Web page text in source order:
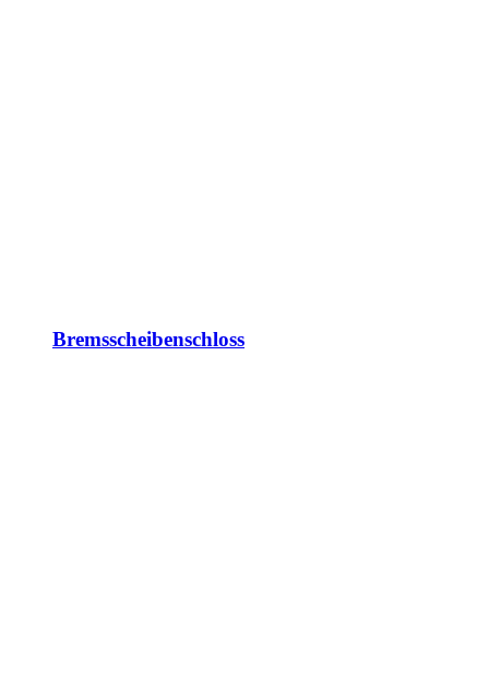
Bremsscheibenschloss